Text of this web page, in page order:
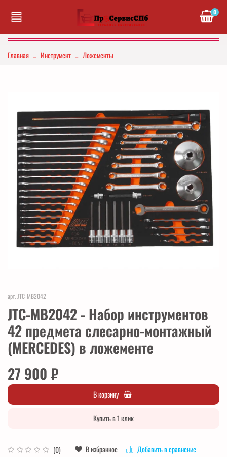
0
Главная Инструмент Ложементы
арт. JTC-MB2042
JTC-MB2042 - Набор инструментов
42 предмета слесарно-монтажный
(MERCEDES) в ложементе
(0) В избранное Добавить в сравнение
27 900 ₽
В корзину
Купить в 1 клик